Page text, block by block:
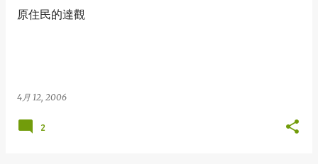
原住民的達觀
4月 12, 2006
2